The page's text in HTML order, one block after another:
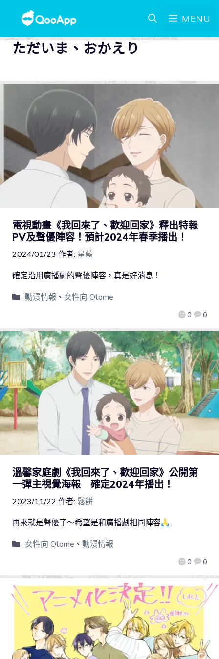
MENU
ただいま、おかえり
電視動畫《我回來了、歡迎回家》釋出特報
PV及聲優陣容！預計2024年春季播出！
2024/01/23 作者: 星藍
0 0
確定沿用廣播劇的聲優陣容，真是好消息！
動漫情報 、 女性向 Otome
溫馨家庭劇《我回來了、歡迎回家》公開第
一彈主視覺海報 確定2024年播出！
2023/11/22 作者: 鬆餅
0 0
再來就是聲優了～希望是和廣播劇相同陣容
女性向 Otome 、 動漫情報